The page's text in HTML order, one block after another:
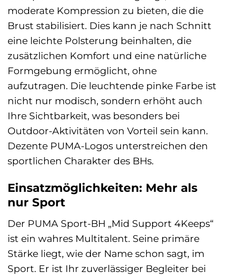
moderate Kompression zu bieten, die die
Brust stabilisiert. Dies kann je nach Schnitt
eine leichte Polsterung beinhalten, die
zusätzlichen Komfort und eine natürliche
Formgebung ermöglicht, ohne
aufzutragen. Die leuchtende pinke Farbe ist
nicht nur modisch, sondern erhöht auch
Ihre Sichtbarkeit, was besonders bei
Outdoor-Aktivitäten von Vorteil sein kann.
Dezente PUMA-Logos unterstreichen den
sportlichen Charakter des BHs.
Einsatzmöglichkeiten: Mehr als
nur Sport
Der PUMA Sport-BH „Mid Support 4Keeps“
ist ein wahres Multitalent. Seine primäre
Stärke liegt, wie der Name schon sagt, im
Sport. Er ist Ihr zuverlässiger Begleiter bei